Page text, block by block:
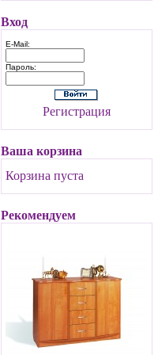
Вход
E-Mail:
Пароль:
Регистрация
Ваша корзина
Корзина пуста
Рекомендуем